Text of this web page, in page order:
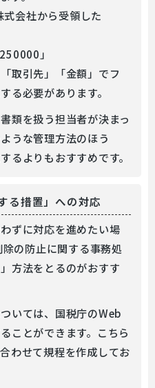
式会社から受領した
」
取引先」「金額」でフ
る必要があります。
類を扱う担当者が決まっ
うな管理方法のほう
るよりもおすすめです。
る措置」への対応
ずに対応を進めたい場
の防止に関する事務処
方法をとるのがおすす
いては、国税庁のWeb
ことができます。こちら
わせて規程を作成してお